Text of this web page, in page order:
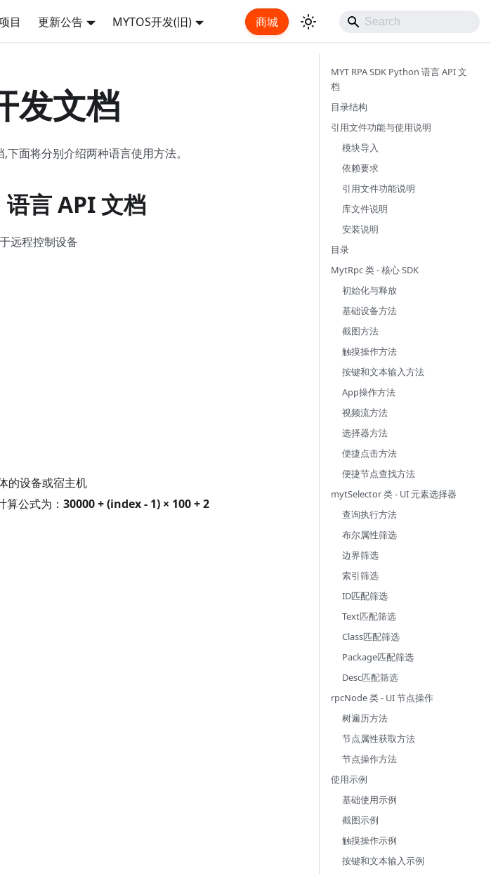
目 更新公告 MYTOS开发(旧) 商城
发文档
面将分别介绍两种语言使用方法。
言 API 文档
远程控制设备
的设备或宿主机
算公式为： 30000 + (index - 1) × 100 + 2
MYT RPA SDK Python 语言 API 文
档
目录结构
引用文件功能与使用说明
模块导入
依赖要求
引用文件功能说明
库文件说明
安装说明
目录
MytRpc 类 - 核心 SDK
初始化与释放
基础设备方法
截图方法
触摸操作方法
按键和文本输入方法
App操作方法
视频流方法
选择器方法
便捷点击方法
便捷节点查找方法
mytSelector 类 - UI 元素选择器
查询执行方法
布尔属性筛选
边界筛选
索引筛选
ID匹配筛选
Text匹配筛选
Class匹配筛选
Package匹配筛选
Desc匹配筛选
rpcNode 类 - UI 节点操作
树遍历方法
节点属性获取方法
节点操作方法
使用示例
基础使用示例
截图示例
触摸操作示例
按键和文本输入示例